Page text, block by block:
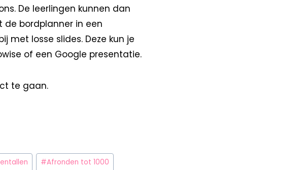
De leerlingen kunnen dan
de bordplanner in een
met losse slides. Deze kun je
of een Google presentatie.
te gaan.
#Afronden tot 1000